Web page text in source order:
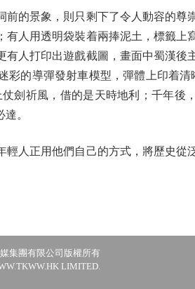
景象，則只剩下了令人動容的尊
人用透明袋裝着兩捧泥土，標籤上
人打印出遊戲截圖，畫面中蜀漢後
的導彈發射車模型，彈體上印着清
劍祈風，借的是天時地利；千年後
。
正用他們自己的方式，將歷史從
集團有限公司版權所有
LIMITED.